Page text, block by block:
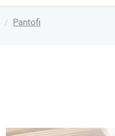
Pantofi